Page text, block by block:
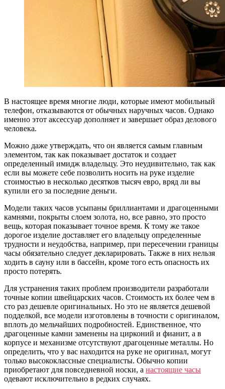
В настоящее время многие люди, которые имеют мобильный
телефон, отказываются от обычных наручных часов. Однако
именно этот аксессуар дополняет и завершает образ делового
человека.
Можно даже утверждать, что он является самым главным
элементом, так как показывает достаток и создает
определенный имидж владельцу. Это неудивительно, так как
если вы можете себе позволить носить на руке изделие
стоимостью в несколько десятков тысяч евро, вряд ли вы
купили его за последние деньги.
Модели таких часов усыпаны бриллиантами и драгоценными
камнями, покрыты слоем золота, но, все равно, это просто
вещь, которая показывает точное время. К тому же такое
дорогое изделие доставляет его владельцу определенные
трудности и неудобства, например, при пересечении границы
часы обязательно следует декларировать. Также в них нельзя
ходить в сауну или в бассейн, кроме того есть опасность их
просто потерять.
Для устранения таких проблем производители разработали
точные копии швейцарских часов. Стоимость их более чем в
сто раз дешевле оригинальных. Но это не является дешевой
подделкой, все модели изготовлены в точности с оригиналом,
вплоть до мельчайших подробностей. Единственное, что
драгоценные камни заменены на цирконий и фианит, а в
корпусе и механизме отсутствуют драгоценные металлы. Но
определить, что у вас находится на руке не оригинал, могут
только высококлассные специалисты. Обычно копии
приобретают для повседневной носки, а настоящие часы
одевают исключительно в редких случаях.